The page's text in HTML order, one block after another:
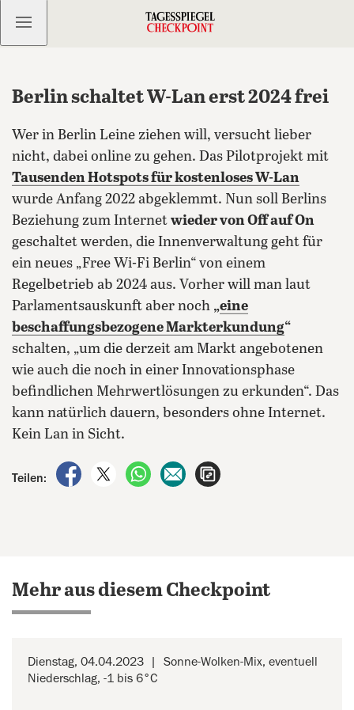
Kostenlos anmelden
Berlin schaltet W-Lan erst 2024 frei
Wer in Berlin Leine ziehen will, versucht lieber
nicht, dabei online zu gehen. Das Pilotprojekt mit
Tausenden Hotspots für kostenloses W-Lan
wurde Anfang 2022 abgeklemmt. Nun soll Berlins
Beziehung zum Internet wieder von Off auf On
geschaltet werden, die Innenverwaltung geht für
ein neues „Free Wi-Fi Berlin“ von einem
Regelbetrieb ab 2024 aus. Vorher will man laut
Parlamentsauskunft aber noch „eine
beschaffungsbezogene Markterkundung“
schalten, „um die derzeit am Markt angebotenen
wie auch die noch in einer Innovationsphase
befindlichen Mehrwertlösungen zu erkunden“. Das
kann natürlich dauern, besonders ohne Internet.
Kein Lan in Sicht.
Teilen:
auf Facebook teilen
auf X teilenper WhatsApp teilen
per E-Mail teilen
Mehr aus diesem Checkpoint
Dienstag, 04.04.2023
Sonne-Wolken-Mix, eventuell
Niederschlag, -1 bis 6°C